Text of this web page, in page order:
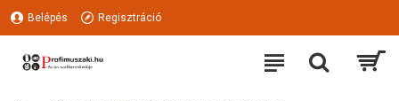
Belépés Regisztráció